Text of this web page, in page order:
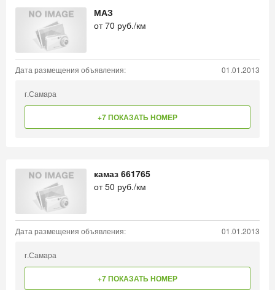
МАЗ
от70 руб./км
Дата размещения объявления: 01.01.2013
г.Самара
+7 ПОКАЗАТЬ НОМЕР
камаз 661765
от50 руб./км
Дата размещения объявления: 01.01.2013
г.Самара
+7 ПОКАЗАТЬ НОМЕР